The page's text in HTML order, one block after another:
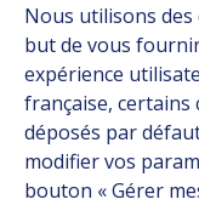
Solutions
Ressources
À propos
Carrière
Contact
Nous utilisons
but de vous
expérience
française, certains
déposés par
modifier vos
bouton « Gérer